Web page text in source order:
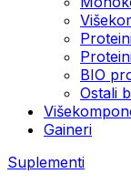
BIO
Ostali
Gaineri
Suplementi